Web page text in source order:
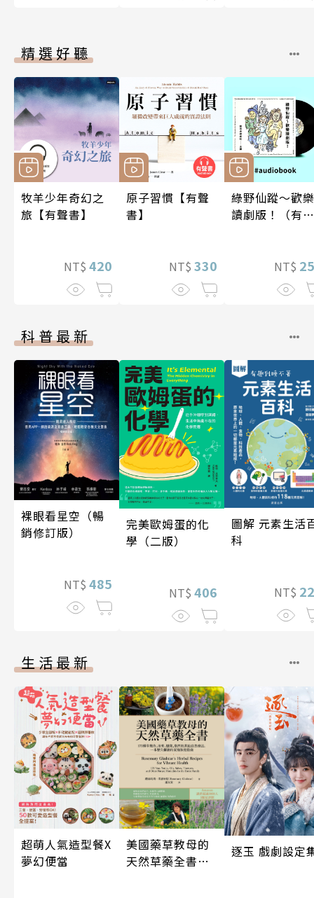
精選好聽
牧羊少年奇幻之
旅【有聲書】
NT$ 420
原子習慣【有聲
書】
NT$ 330
綠野仙蹤～歡樂
讀劇版！（有聲
NT$
科普最新
裸眼看星空（暢
銷修訂版）
NT$ 485
完美歐姆蛋的化
學（二版）
NT$ 406
圖解 元素生活
科
NT$
生活最新
超萌人氣造型餐X
夢幻便當
美國藥草教母的
天然草藥全書
逐玉 戲劇設定